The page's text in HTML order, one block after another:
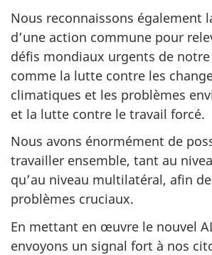
Nous reconnaissons également
d’une action commune pour
défis mondiaux urgents de
comme la lutte contre les
climatiques et les problèmes
et la lutte contre le travail forcé.
Nous avons énormément de
travailler ensemble, tant au
qu’au niveau multilatéral, afin
problèmes cruciaux.
En mettant en œuvre le nouvel
envoyons un signal fort à nos